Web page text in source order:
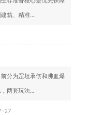
筑、精准...
分为罡坦承伤和沸血爆
两套玩法...
27